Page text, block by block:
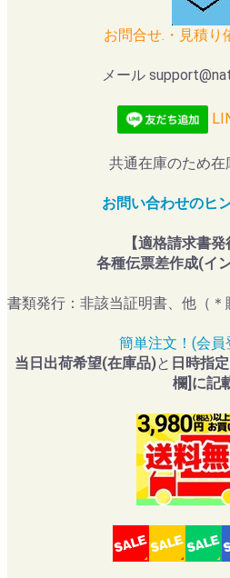
お問合せ.・見積り
メール
共通在庫のため在
お問い合わせのヒ
【適格請求書発
各種伝票差作成(イ
書類発行：非該当証明書、他（＊
簡単注文！(会員
当日出荷希望(在庫品)と 日時指定
欄]に記